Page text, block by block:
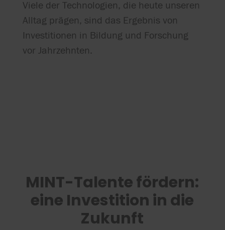
Viele der Technologien, die heute unseren
Alltag prägen, sind das Ergebnis von
Investitionen in Bildung und Forschung
vor Jahrzehnten.
MINT-Talente fördern:
eine Investition in die
Zukunft